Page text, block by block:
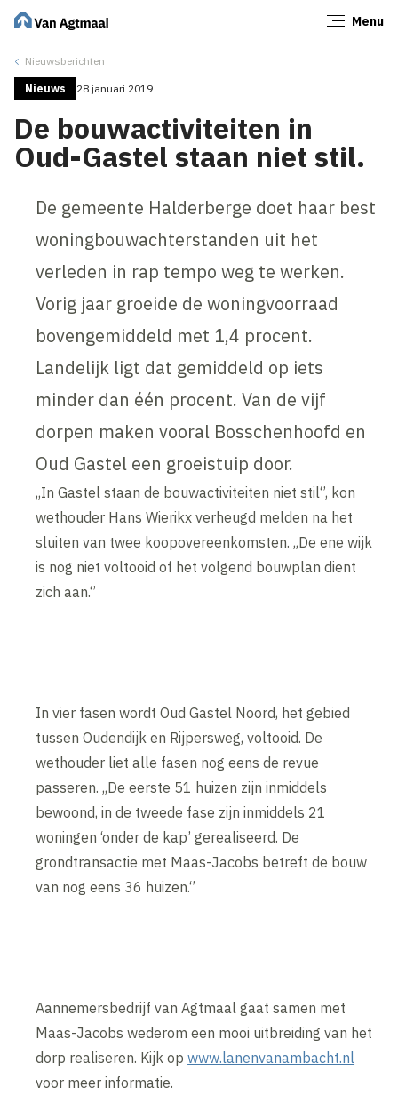
Menu
Nieuwsberichten
Nieuws 28 januari 2019
De bouwactiviteiten in
Oud-Gastel staan niet stil.
De gemeente Halderberge doet haar best
woningbouwachterstanden uit het
verleden in rap tempo weg te werken.
Vorig jaar groeide de woningvoorraad
bovengemiddeld met 1,4 procent.
Landelijk ligt dat gemiddeld op iets
minder dan één procent. Van de vijf
dorpen maken vooral Bosschenhoofd en
Oud Gastel een groeistuip door.
,,In Gastel staan de bouwactiviteiten niet stil‘’, kon
wethouder Hans Wierikx verheugd melden na het
sluiten van twee koopovereenkomsten. ,,De ene wijk
is nog niet voltooid of het volgend bouwplan dient
zich aan.‘’
In vier fasen wordt Oud Gastel Noord, het gebied
tussen Oudendijk en Rijpersweg, voltooid. De
wethouder liet alle fasen nog eens de revue
passeren. ,,De eerste 51 huizen zijn inmiddels
bewoond, in de tweede fase zijn inmiddels 21
woningen ‘onder de kap’ gerealiseerd. De
grondtransactie met Maas-Jacobs betreft de bouw
van nog eens 36 huizen.‘’
Aannemersbedrijf van Agtmaal gaat samen met
Maas-Jacobs wederom een mooi uitbreiding van het
dorp realiseren. Kijk opwww.lanenvanambacht.nl
voor meer informatie.
Sluiten